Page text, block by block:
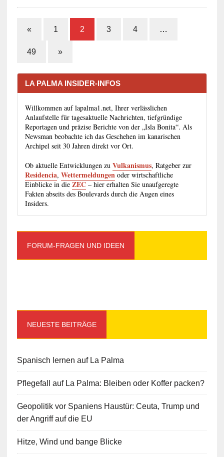
« 1 2 3 4 …
49 »
LA PALMA INSIDER-INFOS
Willkommen auf lapalma1.net, Ihrer verlässlichen
Anlaufstelle für tagesaktuelle Nachrichten, tiefgründige
Reportagen und präzise Berichte von der „Isla Bonita“. Als
Newsman beobachte ich das Geschehen im kanarischen
Archipel seit 30 Jahren direkt vor Ort.
Ob aktuelle Entwicklungen zu Vulkanismus, Ratgeber zur
Residencia, Wettermeldungen oder wirtschaftliche
Einblicke in dieZEC– hier erhalten Sie unaufgeregte
Fakten abseits des Boulevards durch die Augen eines
Insiders.
FORUM-FRAGEN UND IDEEN
NEUESTE BEITRÄGE
Spanisch lernen auf La Palma
Pflegefall auf La Palma: Bleiben oder Koffer packen?
Geopolitik vor Spaniens Haustür: Ceuta, Trump und
der Angriff auf die EU
Hitze, Wind und bange Blicke